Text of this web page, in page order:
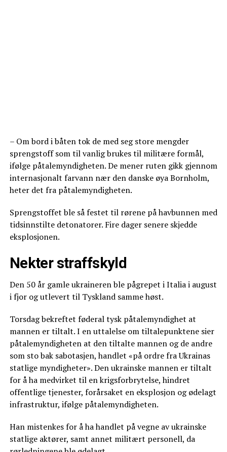
– Om bord i båten tok de med seg store mengder
sprengstoff som til vanlig brukes til militære formål,
ifølge påtalemyndigheten. De mener ruten gikk gjennom
internasjonalt farvann nær den danske øya Bornholm,
heter det fra påtalemyndigheten.
Sprengstoffet ble så festet til rørene på havbunnen med
tidsinnstilte detonatorer. Fire dager senere skjedde
eksplosjonen.
Nekter straffskyld
Den 50 år gamle ukraineren ble pågrepet i Italia i august
i fjor og utlevert til Tyskland samme høst.
Torsdag bekreftet føderal tysk påtalemyndighet at
mannen er tiltalt. I en uttalelse om tiltalepunktene sier
påtalemyndigheten at den tiltalte mannen og de andre
som sto bak sabotasjen, handlet «på ordre fra Ukrainas
statlige myndigheter». Den ukrainske mannen er tiltalt
for å ha medvirket til en krigsforbrytelse, hindret
offentlige tjenester, forårsaket en eksplosjon og ødelagt
infrastruktur, ifølge påtalemyndigheten.
Han mistenkes for å ha handlet på vegne av ukrainske
statlige aktører, samt annet militært personell, da